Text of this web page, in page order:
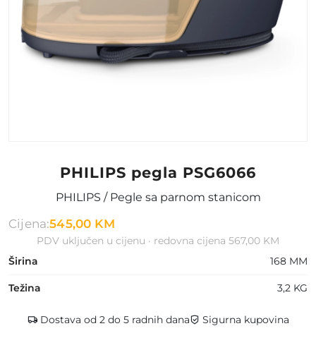
PHILIPS pegla PSG6066
PHILIPS / Pegle sa parnom stanicom
Cijena:545,00 KM
PDV uključen u cijenu · redovna cijena 567,00 KM
Širina
168 MM
Težina 3,2 KG
Dostava od 2 do 5 radnih dana Sigurna kupovina